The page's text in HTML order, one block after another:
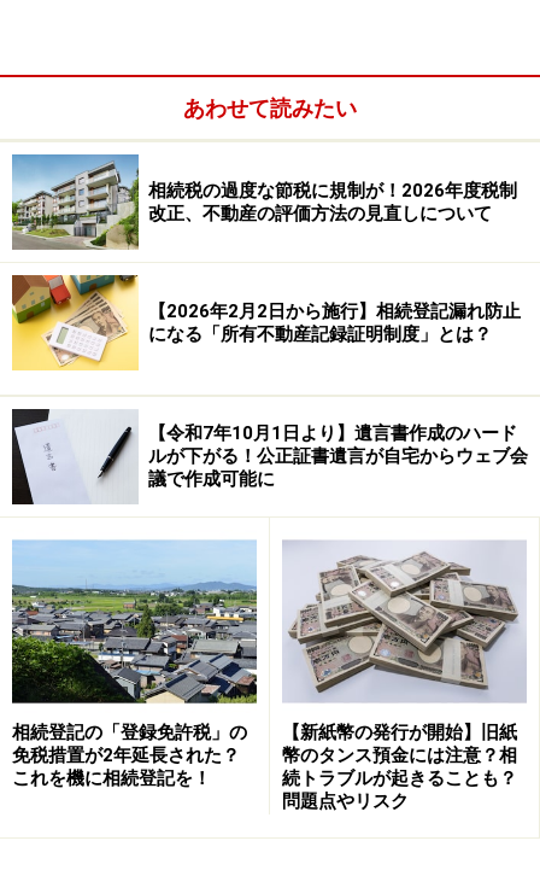
っていない残額については財産への持ち戻しをすること
になります。ただし受贈者が「23歳未満」「学校等に在
学中」「教育訓練給付金の支給対象となる教育訓練を受
講している」のいずれかに該当する場合は除かれます。
●暦年贈与との併用も可能
教育資金の一括贈与制度と暦年贈与の併用も可能ですの
で、別途110万円までの贈与があっても贈与税はかかり
ません。なお孫(養子、代襲相続人を除く)への暦年贈与
であれば、贈与した人に相続が発生した場合でも3年以
内の持ち戻しはありません。
手数料無料としている金融機関もあります。これは制度
利用の手数料で利益を得ようとせず、資金の囲い込みを
目的としているようです。
教育資金の非課税贈与のデメリット
一般的によく聞くデメリットは以下のとおりです。
あわせて読みたい
相続税の過度な節税に規制が！2026年度税制
改正、不動産の評価方法の見直しについて
【2026年2月2日から施行】相続登記漏れ防止
になる「所有不動産記録証明制度」とは？
【令和7年10月1日より】遺言書作成のハード
ルが下がる！公正証書遺言が自宅からウェブ会
議で作成可能に
相続登記の「登録免許税」の
免税措置が2年延長された？
これを機に相続登記を！
【新紙幣の発行が開始】旧紙
幣のタンス預金には注意？相
続トラブルが起きることも？
問題点やリスク